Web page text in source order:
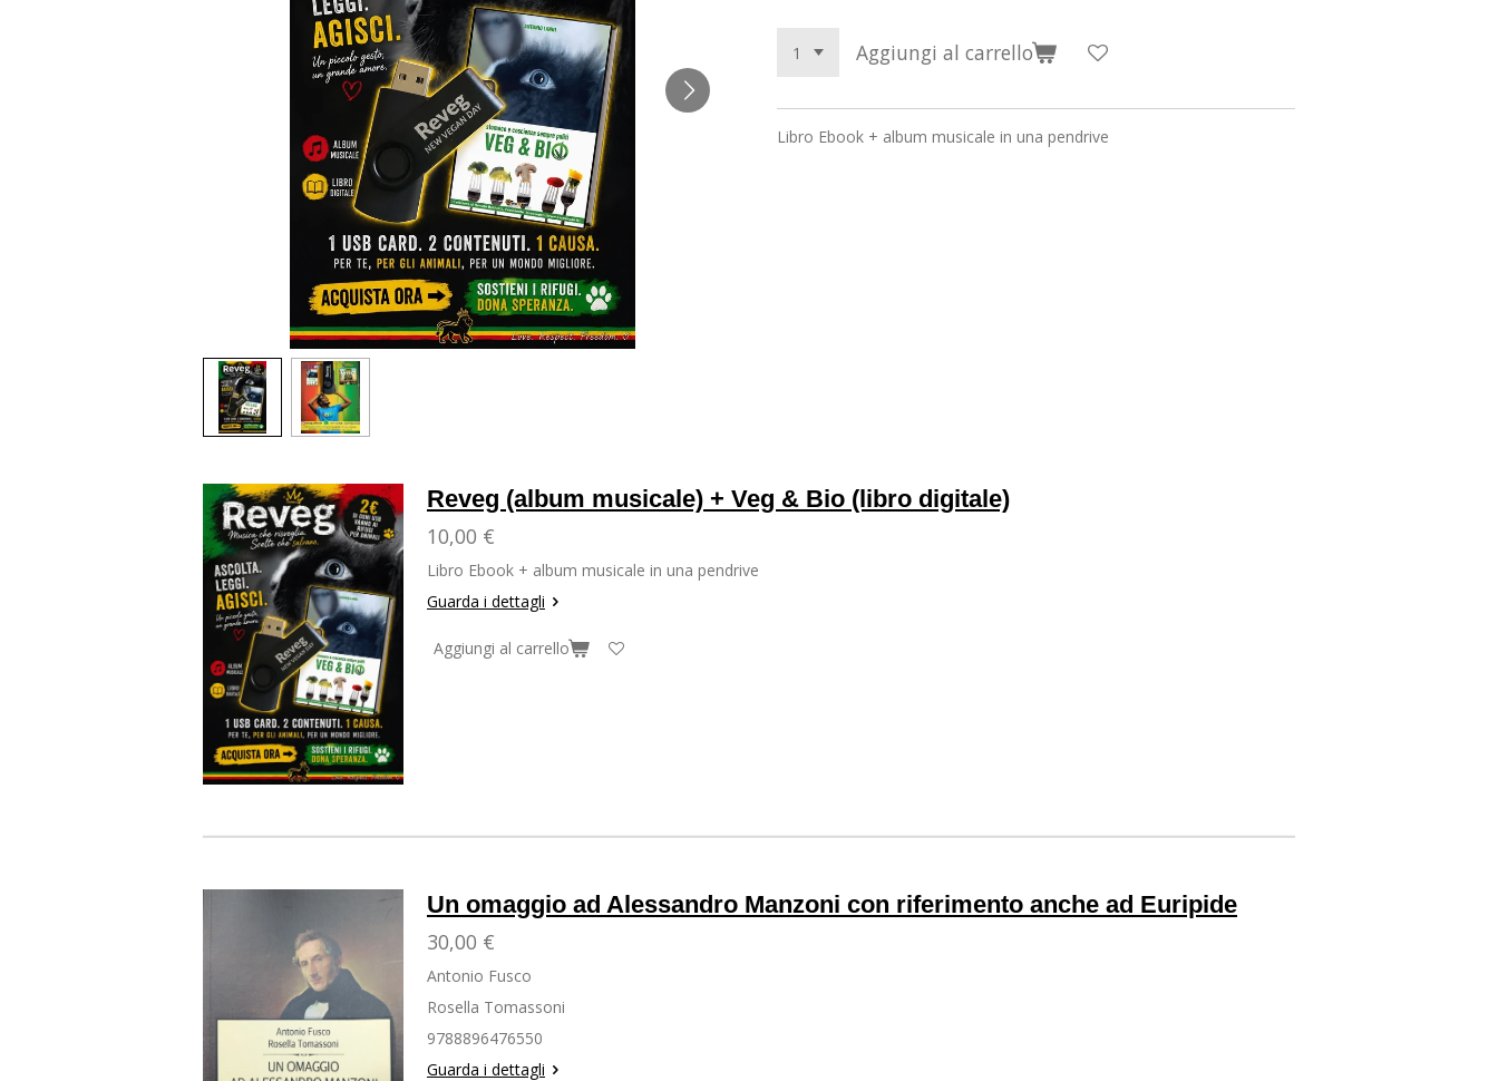
Aggiungi al carrello
Libro Ebook + album musicale in una pendrive
Reveg (album musicale) + Veg & Bio (libro digitale)
10,00 €
Libro Ebook + album musicale in una pendrive
Guarda i dettagli
Aggiungi al carrello
Un omaggio ad Alessandro Manzoni con riferimento anche ad Euripide
30,00 €
Antonio Fusco
Rosella Tomassoni
9788896476550
Guarda i dettagli